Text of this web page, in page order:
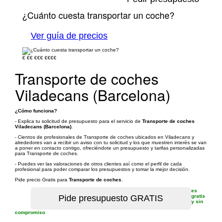
¿Cuánto cuesta transportar un coche?
Ver guía de precios
€ €€ €€€ €€€€
Transporte de coches
Viladecans (Barcelona)
¿Cómo funciona?
- Explica tu solicitud de presupuesto para el servicio de Transporte de coches
Viladecans (Barcelona)
- Cientos de profesionales de Transporte de coches ubicados en Viladecans y
alrededores van a recibir un aviso con tu solicitud y los que muestren interés se van
a poner en contacto contigo, ofreciéndote un presupuesto y tarifas personalizadas
para Transporte de coches.
- Puedes ver las valoraciones de otros clientes así como el perfil de cada
profesional para poder comparar los presupuestos y tomar la mejor decisión.
Pide precio Gratis para Transporte de coches
es
gratis
y sin
compromiso